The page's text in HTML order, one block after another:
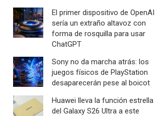
El primer dispositivo de OpenAI
sería un extraño altavoz con
forma de rosquilla para usar
ChatGPT
Sony no da marcha atrás: los
juegos físicos de PlayStation
desaparecerán pese al boicot
Huawei lleva la función estrella
del Galaxy S26 Ultra a este